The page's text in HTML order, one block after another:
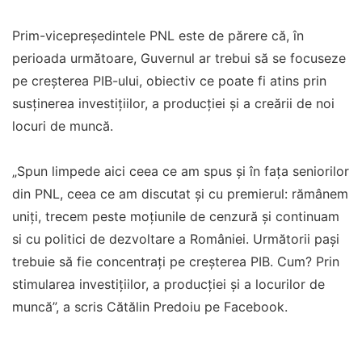
Prim-vicepreședintele PNL este de părere că, în
perioada următoare, Guvernul ar trebui să se focuseze
pe creșterea PIB-ului, obiectiv ce poate fi atins prin
susținerea investițiilor, a producției și a creării de noi
locuri de muncă.
„Spun limpede aici ceea ce am spus și în fața seniorilor
din PNL, ceea ce am discutat și cu premierul: rămânem
uniți, trecem peste moțiunile de cenzură și continuam
si cu politici de dezvoltare a României. Următorii pași
trebuie să fie concentrați pe creșterea PIB. Cum? Prin
stimularea investițiilor, a producției și a locurilor de
muncă”, a scris Cătălin Predoiu pe Facebook.